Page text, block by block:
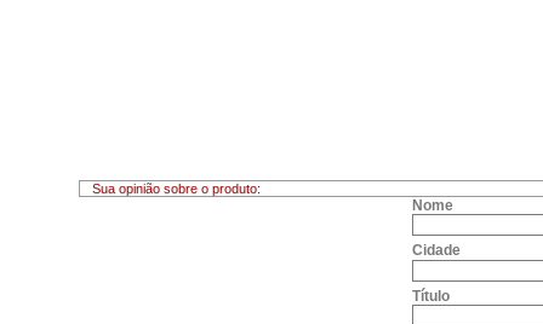
Sua opinião sobre o produto:
Nome
Cidade
Título